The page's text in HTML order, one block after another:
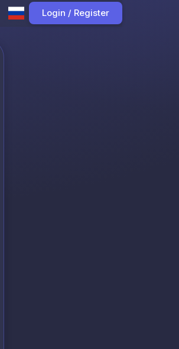
Login / Register